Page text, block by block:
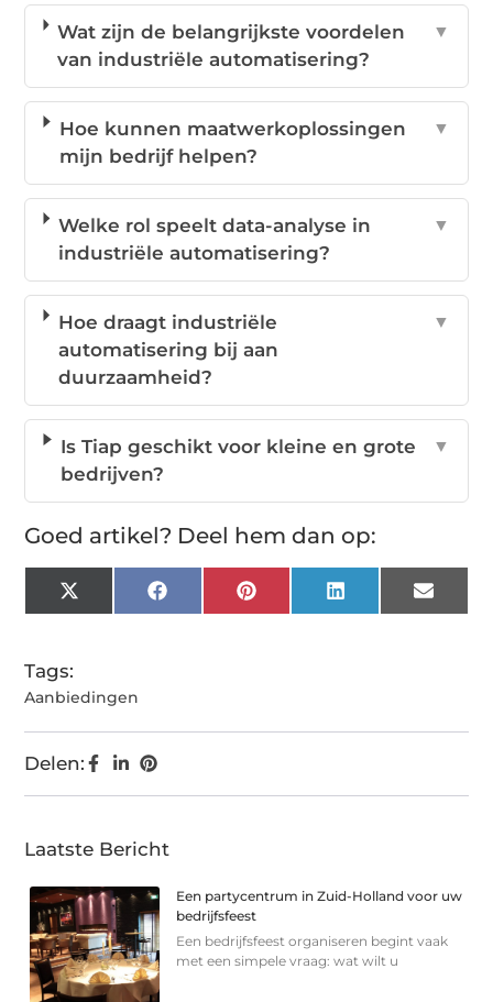
Wat zijn de belangrijkste voordelen
van industriële automatisering?
▼
Hoe kunnen maatwerkoplossingen
mijn bedrijf helpen?
▼
Welke rol speelt data-analyse in
industriële automatisering?
▼
Hoe draagt industriële
automatisering bij aan
duurzaamheid?
▼
Is Tiap geschikt voor kleine en grote
bedrijven?
▼
Goed artikel? Deel hem dan op:
X
(Twitter)
FacebookPinterest LinkedIn Email
Tags:
Aanbiedingen
Delen:
Laatste Bericht
Een partycentrum in Zuid-Holland voor uw
bedrijfsfeest
Een bedrijfsfeest organiseren begint vaak
met een simpele vraag: wat wilt u